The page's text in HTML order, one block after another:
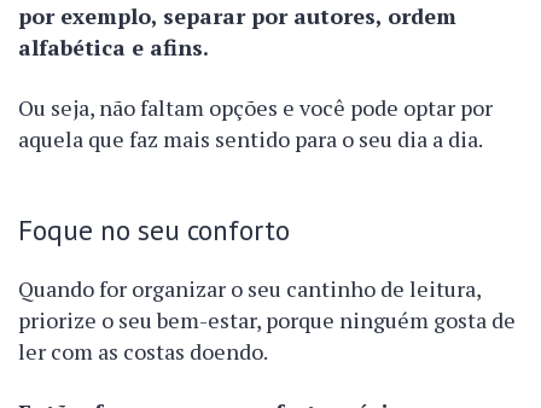
por exemplo, separar por autores, ordem
alfabética e afins.
Ou seja, não faltam opções e você pode optar por
aquela que faz mais sentido para o seu dia a dia.
Foque no seu conforto
Quando for organizar o seu cantinho de leitura,
priorize o seu bem-estar, porque ninguém gosta de
ler com as costas doendo.